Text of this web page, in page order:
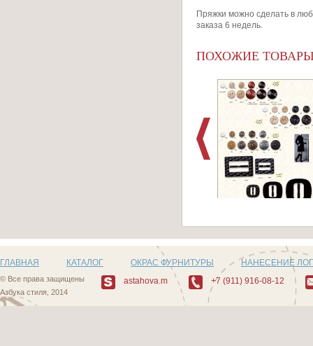
Пряжки можно сделать в
заказа 6 недель.
ПОХОЖИЕ
ГЛАВНАЯ КАТАЛОГ ОКРАС ФУРНИТУРЫ НАНЕСЕНИЕ
© Все права защищены
Азбука стиля, 2014
astahova.m +7 (911) 916-08-12